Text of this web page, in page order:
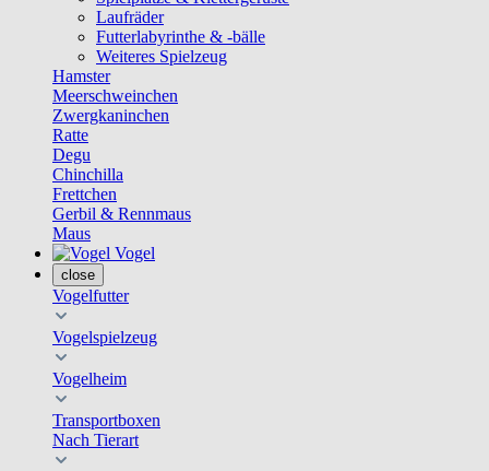
Laufräder
Futterlabyrinthe & -bälle
Weiteres Spielzeug
Hamster
Meerschweinchen
Zwergkaninchen
Ratte
Degu
Chinchilla
Frettchen
Gerbil & Rennmaus
Maus
Vogel
close
Vogelfutter
Vogelspielzeug
Vogelheim
Transportboxen
Nach Tierart